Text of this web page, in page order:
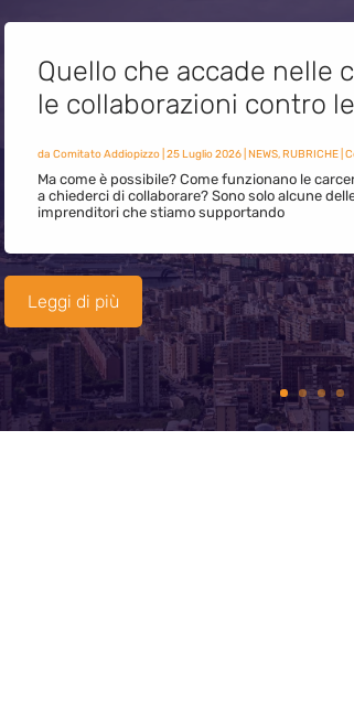
Quello che accade nelle
le collaborazioni contro
da Comitato Addiopizzo| 25 Luglio 2026| NEWS,RUBRICHE|
Ma come è possibile? Come funzionano le
a chiederci di collaborare? Sono solo alcune
imprenditori che stiamo supportando
Leggi di più